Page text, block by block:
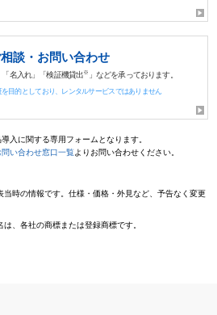
談・お問い合わせ
「名入れ」「検証機貸出※ 」などを承っております。
目的としており、レンタルサービスではありません
入に関する専用フォームとなります。
問い合わせ窓口一覧よりお問い合わせください。
当時の情報です。仕様・価格・外見など、予告なく変更
、各社の商標または登録商標です。